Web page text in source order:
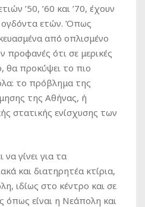
’50, ’60 και ’70, έχουν
ογδόντα ετών. Όπως
από οπλισμένο
προφανές ότι σε μερικές
θα προκύψει το πιο
το πρόβλημα της
της Αθήνας, ή
στατικής ενίσχυσης των
γίνει για τα
και διατηρητέα κτίρια,
ιδίως στο κέντρο και σε
όπως είναι η Νεάπολη και